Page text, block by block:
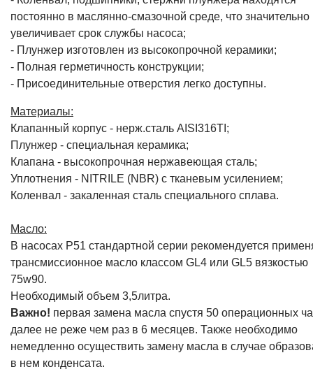
постоянно в маслянно-смазочной среде, что значительно
увеличивает срок службы насоса;
- Плунжер изготовлен из высокопрочной керамики;
- Полная герметичность конструкции;
- Присоединительные отверстия легко доступны.
Материалы:
Клапанный корпус - нерж.сталь AISI316TI;
Плунжер - специальная керамика;
Клапана - высокопрочная нержавеющая сталь;
Уплотнения - NITRILE (NBR) с тканевым усилением;
Коленвал - закаленная сталь специального сплава.
Масло:
В насосах P51 стандартной серии рекомендуется
трансмиссионное масло классом GL4 или GL5 вязкостью
75w90.
Необходимый объем 3,5литра.
Важно! первая замена масла спустя 50 операционных
далее не реже чем раз в 6 месяцев. Также необходимо
немедленно осуществить замену масла в случае
в нем конденсата.